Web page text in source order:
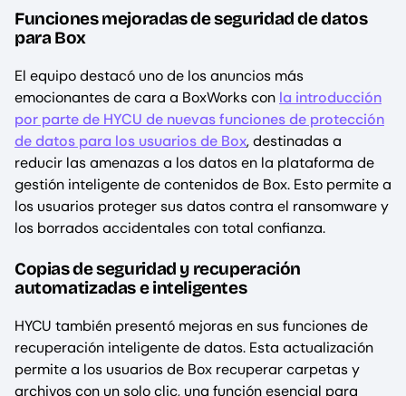
Funciones mejoradas de seguridad de datos
para Box
El equipo destacó uno de los anuncios más
emocionantes de cara a BoxWorks con la introducción
por parte de HYCU de nuevas funciones de protección
de datos para los usuarios de Box, destinadas a
reducir las amenazas a los datos en la plataforma de
gestión inteligente de contenidos de Box. Esto permite a
los usuarios proteger sus datos contra el ransomware y
los borrados accidentales con total confianza.
Copias de seguridad y recuperación
automatizadas e inteligentes
HYCU también presentó mejoras en sus funciones de
recuperación inteligente de datos. Esta actualización
permite a los usuarios de Box recuperar carpetas y
archivos con un solo clic, una función esencial para